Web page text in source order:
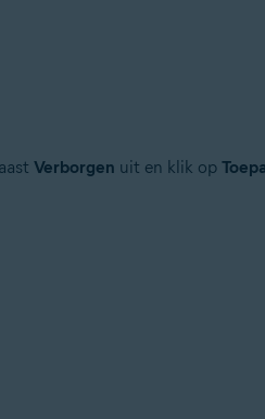
Verborgen uit en klik op